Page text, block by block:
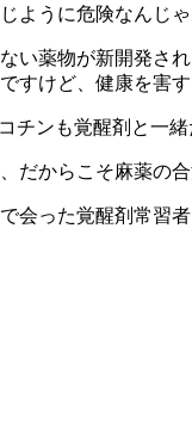
ように危険なんじ
い薬物が新開発さ
すけど、健康を害
チンも覚醒剤と一
だからこそ麻薬の
会った覚醒剤常習